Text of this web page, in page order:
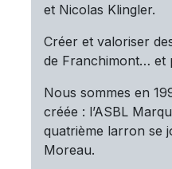
et Nicolas Klingler.
Créer et valoriser
de Franchimont… et
Nous sommes en
créée : l’ASBL
quatrième larron se
Moreau.